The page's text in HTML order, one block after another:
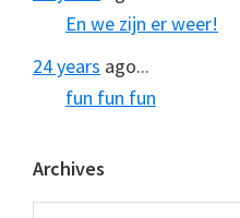
En we zijn er weer!
24 years ago...
fun fun fun
Archives